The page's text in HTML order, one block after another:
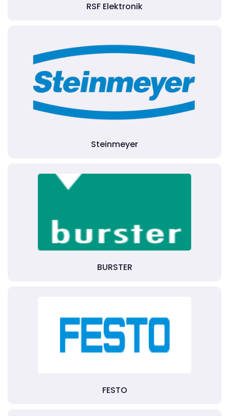
RSF Elektronik
Steinmeyer
BURSTER
FESTO